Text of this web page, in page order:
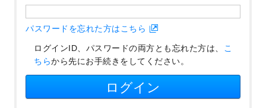
パスワードを忘れた方はこちら
ログインID、パスワードの両方とも忘れた方は、 こ
ちらから先にお手続きをしてください。
ログイン